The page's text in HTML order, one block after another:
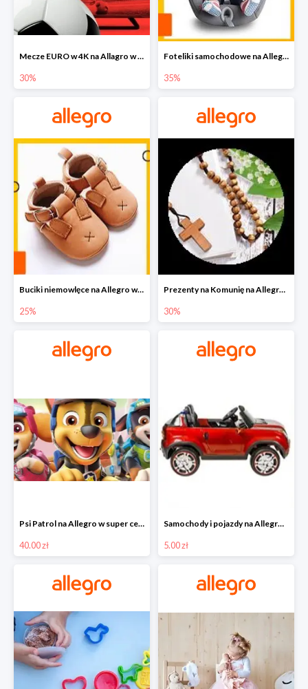
Mecze EURO w 4K na Allagro w super cenach
30%
Foteliki samochodowe na Allegro w super cenach
35%
Buciki niemowlęce na Allegro w super cenach
25%
Prezenty na Komunię na Allegro do -30%
30%
Psi Patrol na Allegro w super cenach od 40 zł
40.00 zł
Samochody i pojazdy na Allegro w super cenach od 5 zł
5.00 zł